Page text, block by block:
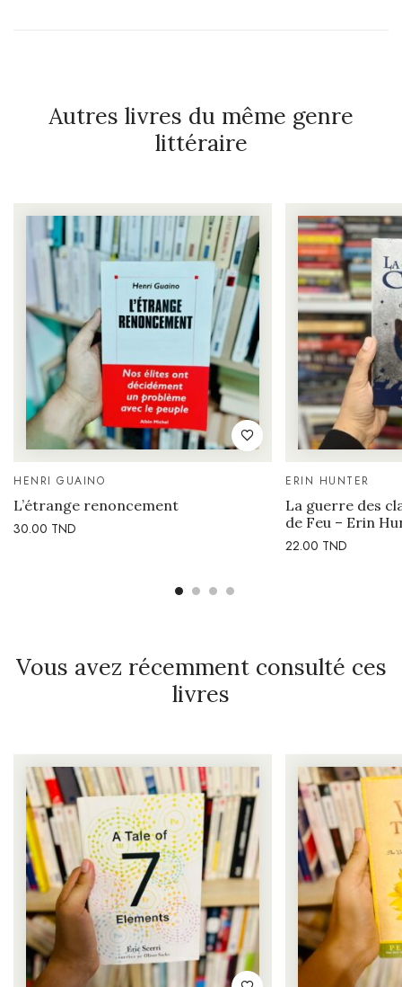
Autres livres du même genre
littéraire
HENRI GUAINO
L’étrange renoncement
30.00 TND
ERIN HUNTER
La guerre des
de Feu – Erin
22.00 TND
Vous avez récemment consulté ces
livres